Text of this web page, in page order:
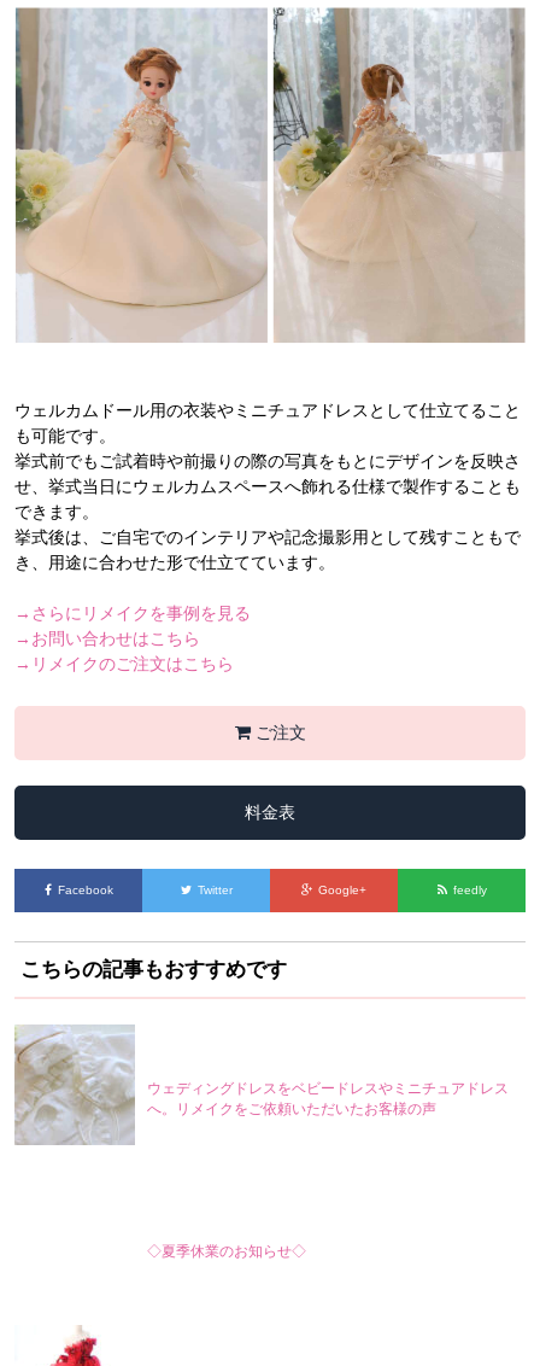
ウェルカムドール用の衣装やミニチュアドレスとして仕立てること
も可能です。
挙式前でもご試着時や前撮りの際の写真をもとにデザインを反映さ
せ、挙式当日にウェルカムスペースへ飾れる仕様で製作することも
できます。
挙式後は、ご自宅でのインテリアや記念撮影用として残すこともで
き、用途に合わせた形で仕立てています。
→さらにリメイクを事例を見る
→お問い合わせはこちら
→リメイクのご注文はこちら
ご注文
料金表
Facebook Twitter Google+ feedly
こちらの記事もおすすめです
ウェディングドレスをベビードレスやミニチュアドレス
へ。リメイクをご依頼いただいたお客様の声
◇夏季休業のお知らせ◇